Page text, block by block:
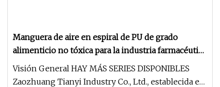
Manguera de aire en espiral de PU de grado
alimenticio no tóxica para la industria farmacéutica
y de envasado
Visión General HAY MÁS SERIES DISPONIBLES
Zaozhuang Tianyi Industry Co., Ltd., establecida en